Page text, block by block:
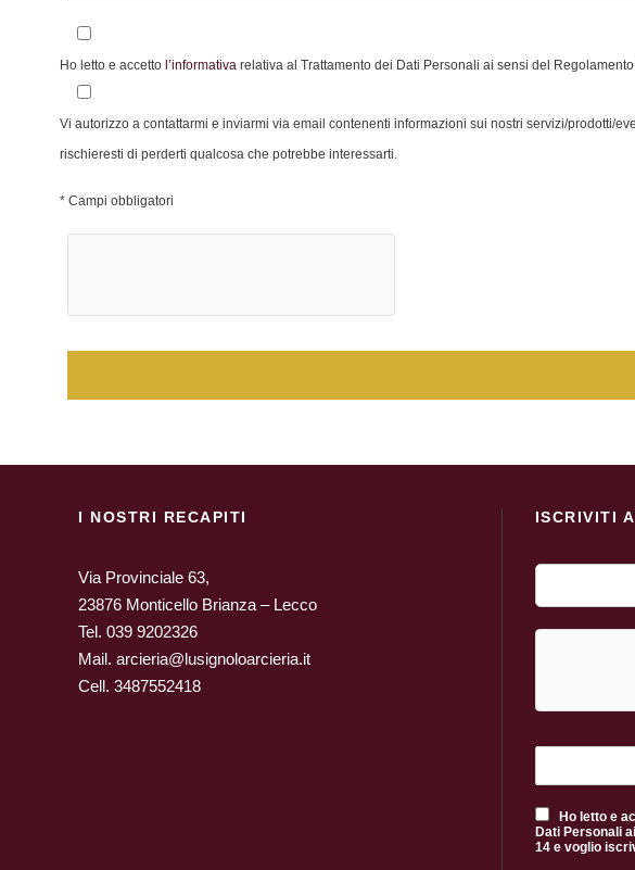
Ho letto e accetto l’informativa relativa al Trattamento dei Dati Personali ai sensi del
Vi autorizzo a contattarmi e inviarmi via email contenenti informazioni sui nostri servizi/prodotti/
rischieresti di perderti qualcosa che potrebbe interessarti.
* Campi obbligatori
I NOSTRI RECAPITI
Via Provinciale 63,
23876 Monticello Brianza – Lecco
Tel. 039 9202326
Mail. arcieria@lusignoloarcieria.it
Cell. 3487552418
ISCRIVITI
Ho letto e
Dati Personali
14 e voglio